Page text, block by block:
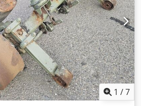
1 /7